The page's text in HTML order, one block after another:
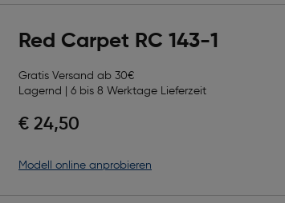
Red Carpet RC 143-1
Gratis Versand ab 30€
Lagernd | 6 bis 8 Werktage Lieferzeit
€ 24,50
Modell online anprobieren